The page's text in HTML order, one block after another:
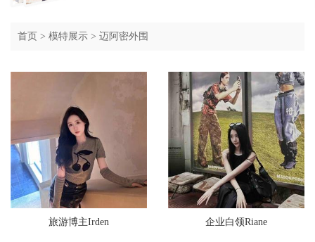
首页 > 模特展示 > 迈阿密外围
旅游博主Irden 企业白领Riane